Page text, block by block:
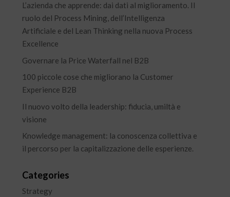
L’azienda che apprende: dai dati al miglioramento. Il
ruolo del Process Mining, dell’Intelligenza
Artificiale e del Lean Thinking nella nuova Process
Excellence
Governare la Price Waterfall nel B2B
100 piccole cose che migliorano la Customer
Experience B2B
Il nuovo volto della leadership: fiducia, umiltà e
visione
Knowledge management: la conoscenza collettiva e
il percorso per la capitalizzazione delle esperienze.
Categories
Strategy